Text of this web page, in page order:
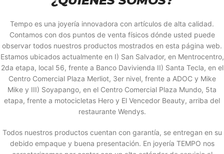
Tempo es una joyería innovadora con artículos de alta calidad.
Contamos con dos puntos de venta físicos dónde usted puede
observar todos nuestros productos mostrados en esta página web.
Estamos ubicados actualmente en I) San Salvador, en Mentrocentro,
2da etapa, local 56, frente a Banco Davivienda II) Santa Tecla, en el
Centro Comercial Plaza Merliot, 3er nivel, frente a ADOC y Mike
Mike y III) Soyapango, en el Centro Comercial Plaza Mundo, 5ta
etapa, frente a motocicletas Hero y El Vencedor Beauty, arriba del
restaurante Wendys.
Todos nuestros productos cuentan con garantía, se entregan en su
debido empaque y buena presentación. En joyería TEMPO nos